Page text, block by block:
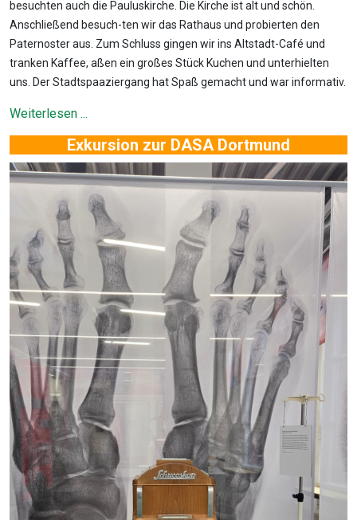
besuchten auch die Pauluskirche. Die Kirche ist alt und schön.
Anschließend besuch-ten wir das Rathaus und probierten den
Paternoster aus. Zum Schluss gingen wir ins Altstadt-Café und
tranken Kaffee, aßen ein großes Stück Kuchen und unterhielten
uns. Der Stadtspaaziergang hat Spaß gemacht und war informativ.
Weiterlesen ...
Exkursion zur DASA Dortmund